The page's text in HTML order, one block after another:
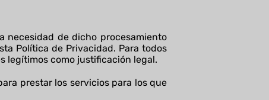
necesidad de dicho procesamiento
Política de Privacidad. Para todos
legítimos como justificación legal.
prestar los servicios para los que